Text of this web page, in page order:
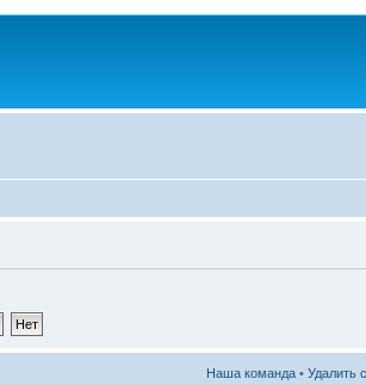
Наша команда • Удалить